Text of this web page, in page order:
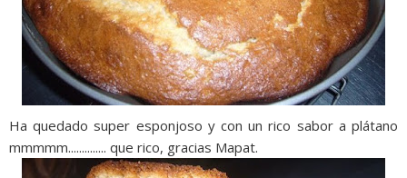
Ha quedado super esponjoso y con un rico sabor a plátano
mmmmm.............. que rico, gracias Mapat.